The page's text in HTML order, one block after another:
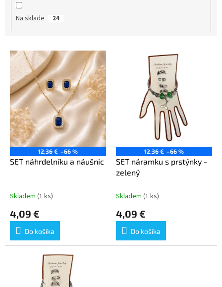
Na sklade 24
V
p
12,36 € –66 %
SET náhrdelníku a náušnic
Skladem (1 ks)
4,09 €
Do košíka
12,36 € –66 %
SET náramku s prstýnky -
zelený
Skladem (1 ks)
4,09 €
Do košíka